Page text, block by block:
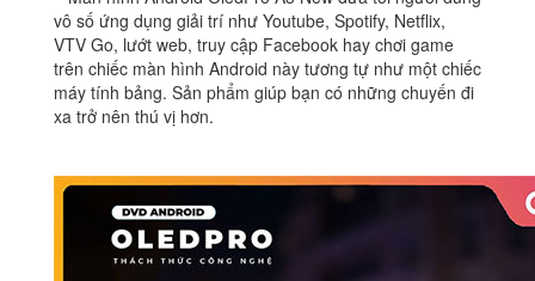
vô số ứng dụng giải trí như Youtube, Spotify, Netflix,
VTV Go, lướt web, truy cập Facebook hay chơi game
trên chiếc màn hình Android này tương tự như một chiếc
máy tính bảng. Sản phẩm giúp bạn có những chuyến đi
xa trở nên thú vị hơn.